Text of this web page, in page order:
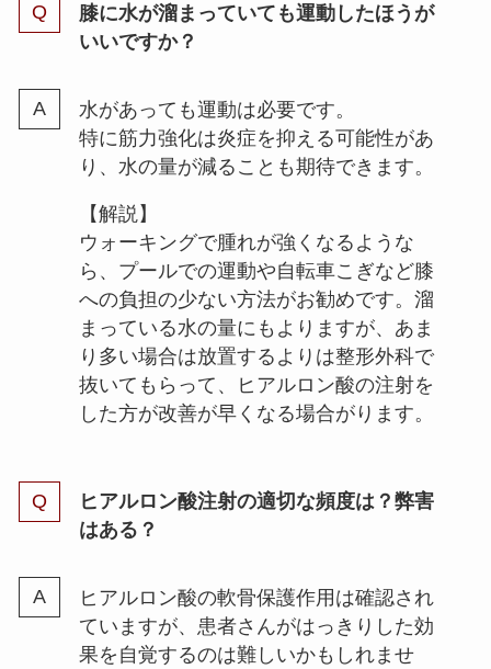
膝に水が溜まっていても運動したほうが
いいですか？
水があっても運動は必要です。
特に筋力強化は炎症を抑える可能性があ
り、水の量が減ることも期待できます。
【解説】
ウォーキングで腫れが強くなるような
ら、プールでの運動や自転車こぎなど膝
への負担の少ない方法がお勧めです。溜
まっている水の量にもよりますが、あま
り多い場合は放置するよりは整形外科で
抜いてもらって、ヒアルロン酸の注射を
した方が改善が早くなる場合がります。
ヒアルロン酸注射の適切な頻度は？弊害
はある？
ヒアルロン酸の軟骨保護作用は確認され
ていますが、患者さんがはっきりした効
果を自覚するのは難しいかもしれませ